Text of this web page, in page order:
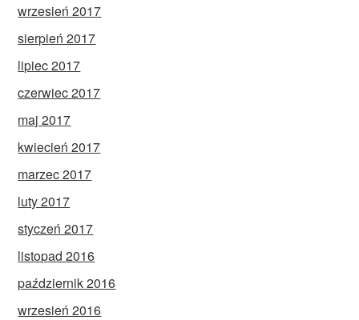
wrzesień 2017
sierpień 2017
lipiec 2017
czerwiec 2017
maj 2017
kwiecień 2017
marzec 2017
luty 2017
styczeń 2017
listopad 2016
październik 2016
wrzesień 2016